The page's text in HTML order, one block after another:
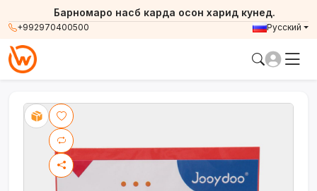
+992970400500
Барномаро насб карда осон харид кунед.
Русский